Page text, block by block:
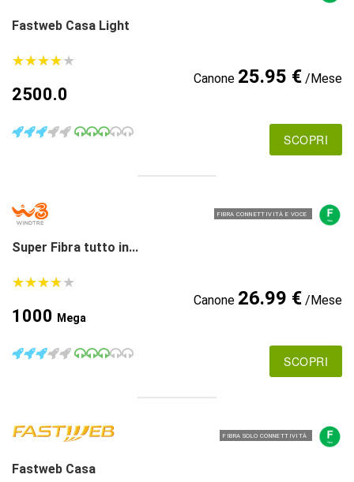
Fastweb Casa Light
★★★★★
★★★★★
2500.0
Canone 25.95 €/Mese
SCOPRI
FIBRA CONNETTIVITÀ E VOCE
Super Fibra tutto in...
★★★★★
★★★★★
1000 Mega
Canone 26.99 €/Mese
SCOPRI
FIBRA SOLO CONNETTIVITÀ
Fastweb Casa